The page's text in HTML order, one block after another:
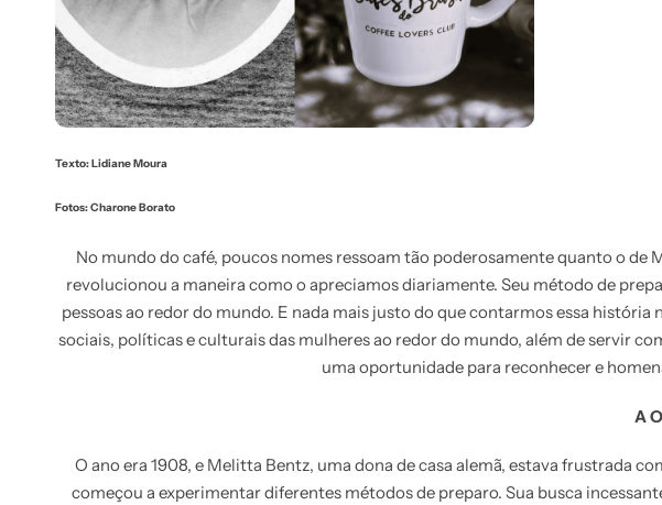
Texto: Lidiane Moura
Fotos: Charone Borato
No mundo do café, poucos nomes ressoam tão poderosamente quanto o
revolucionou a maneira como o apreciamos diariamente. Seu método de
pessoas ao redor do mundo. E nada mais justo do que contarmos essa
sociais, políticas e culturais das mulheres ao redor do mundo, além de servir
uma oportunidade para reconhecer e
A
O ano era 1908, e Melitta Bentz, uma dona de casa alemã, estava frustrada
começou a experimentar diferentes métodos de preparo. Sua busca